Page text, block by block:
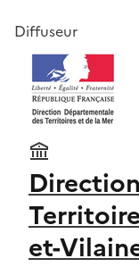
Diffuseur
et-